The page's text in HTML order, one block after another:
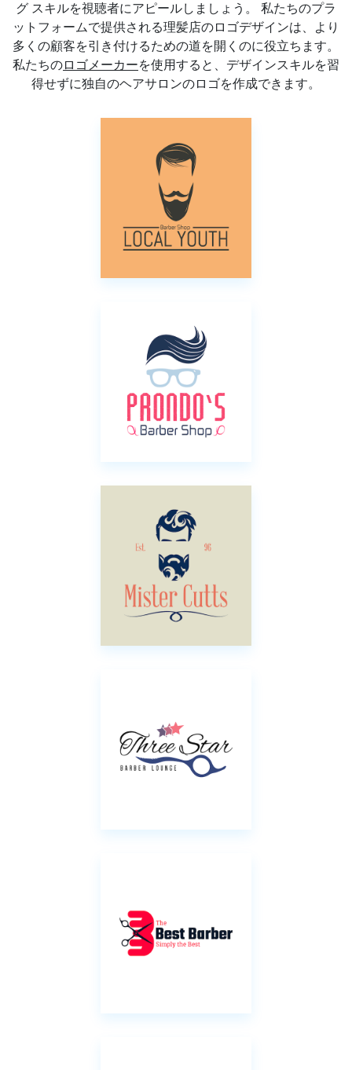
グ スキルを視聴者にアピールしましょう。 私たちのプラ
ットフォームで提供される理髪店のロゴデザインは、より
多くの顧客を引き付けるための道を開くのに役立ちます。
私たちのロゴメーカーを使用すると、デザインスキルを習
得せずに独自のヘアサロンのロゴを作成できます。